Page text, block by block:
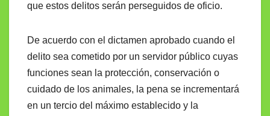
que estos delitos serán perseguidos de oficio.
De acuerdo con el dictamen aprobado cuando el
delito sea cometido por un servidor público cuyas
funciones sean la protección, conservación o
cuidado de los animales, la pena se incrementará
en un tercio del máximo establecido y la